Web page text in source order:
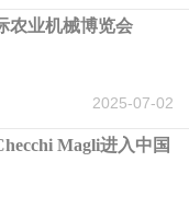
农业机械博览会
2025-07-02
Magli进入中国